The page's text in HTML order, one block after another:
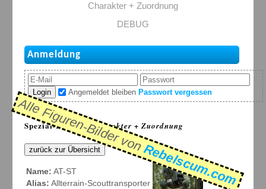
Charakter + Zuordnung
DEBUG
Anmeldung
Login Angemeldet bleiben Passwort vergessen
Spezial-Listen: >Charakter + Zuordnung
Alle Figuren-Bilder von
Rebelscum.com
zurück zur Übersicht
Name: AT-ST
Alias: Allterrain-Scouttransporter